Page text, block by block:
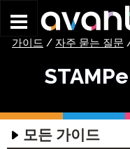
가이드 / 자주 묻는 질문
모든 가이드